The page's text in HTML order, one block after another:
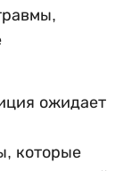
ожидает
которые